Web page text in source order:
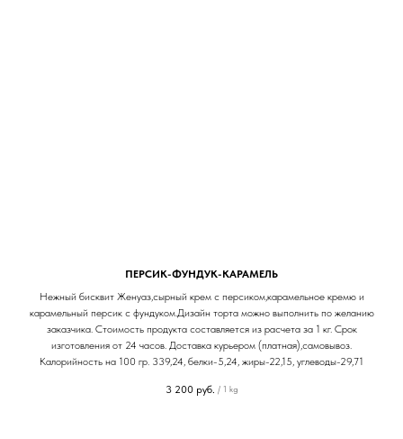
ПЕРСИК-ФУНДУК-КАРАМЕЛЬ
Нежный бисквит Женуаз,сырный крем с персиком,карамельное кремю и
карамельный персик с фундуком.Дизайн торта можно выполнить по желанию
заказчика. Стоимость продукта составляется из расчета за 1 кг. Срок
изготовления от 24 часов. Доставка курьером (платная),самовывоз.
Калорийность на 100 гр. 339,24, белки-5,24, жиры-22,15, углеводы-29,71
3 200 руб. / 1 kg